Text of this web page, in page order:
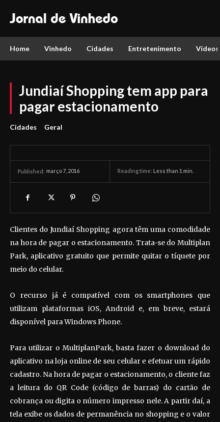
Jornal de Vinhedo
Home Vinhedo Cidades Entretenimento Vídeos
Jundiaí Shopping tem app para
pagar estacionamento
Cidades Geral
Published: março 7, 2016 Reading time: Less than 1 min.
Clientes do Jundiaí Shopping agora têm uma comodidade
na hora de pagar o estacionamento. Trata-se do Multiplan
Park, aplicativo gratuito que permite quitar o tíquete por
meio do celular.
O recurso já é compatível com os smartphones que
utilizam plataformas iOS, Android e, em breve, estará
disponível para Windows Phone.
Para utilizar o MultiplanPark, basta fazer o download do
aplicativo na loja online de seu celular e efetuar um rápido
cadastro. Na hora de pagar o estacionamento, o cliente faz
a leitura do QR Code (código de barras) do cartão de
cobrança ou digita o número impresso nele. A partir daí, a
tela exibe os dados de permanência no shopping e o valor